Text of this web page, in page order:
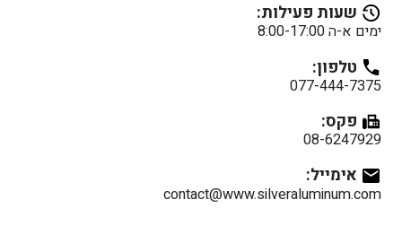
שעות פעילות:
ימים א-ה 8:00-17:00
טלפון:
077-444-7375
פקס:
08-6247929
אימייל:
contact@www.silveraluminum.com